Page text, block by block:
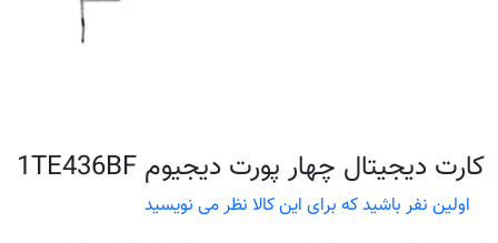
کارت دیجیتال چهار پورت دیجیوم 1TE436BF
اولین نفر باشید که برای این کالا نظر می نویسید